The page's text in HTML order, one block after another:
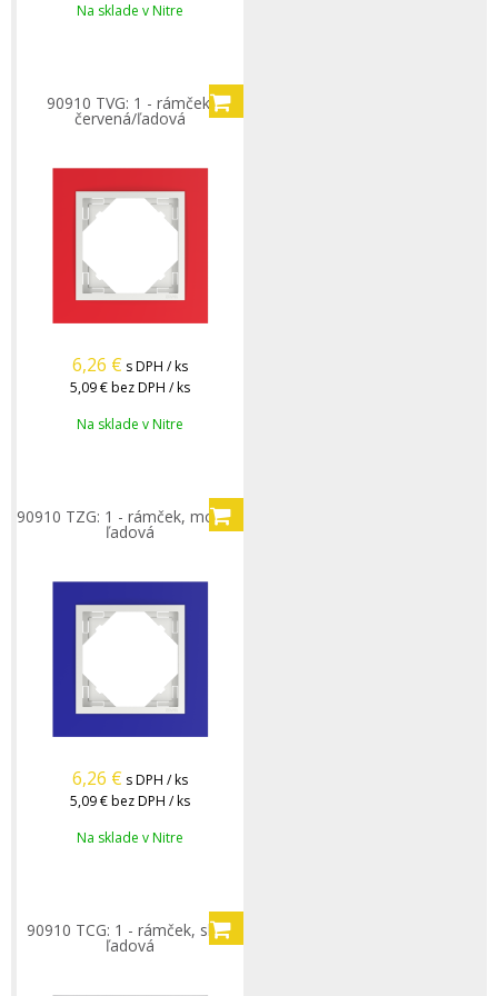
Na sklade v Nitre
90910 TVG: 1 - rámček,
červená/ľadová
6,26 € s DPH / ks
5,09 €bez DPH / ks
Na sklade v Nitre
90910 TZG: 1 - rámček, modrá/
ľadová
6,26 € s DPH / ks
5,09 €bez DPH / ks
Na sklade v Nitre
90910 TCG: 1 - rámček, sklo/
ľadová